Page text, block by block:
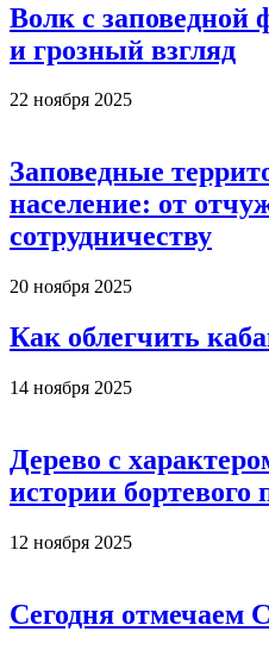
Волк с
и грозный взгляд
22 ноября 2025
Заповедные
население: от
сотрудничеству
20 ноября 2025
Как облегчить
14 ноября 2025
Дерево с
истории бортевого
12 ноября 2025
Сегодня отмечаем